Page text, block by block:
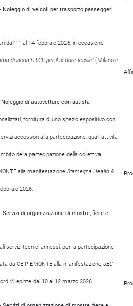
Noleggio di veicoli per trasporto passeggeri
dall’11 al 14 febbraio 2026, in occasione
di incontri b2b per il settore tessile”(Milano e
Noleggio di autovetture con autista
fornitura di uno spazio espositivo con
accessori alla partecipazione, quali attività
della partecipazione della collettiva
alla manifestazione Stamegna Health &
2026.
Servizi di organizzazione di mostre, fiere e
servizi tecnici annessi, per la partecipazione
da CEIPIEMONTE alla manifestazione JEC
Villepinte dal 10 al 12 marzo 2026.